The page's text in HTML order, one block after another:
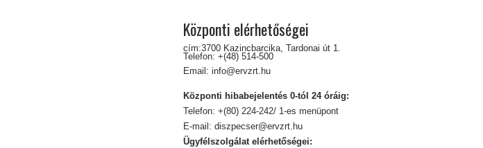
Központi elérhetőségei
cím:3700 Kazincbarcika, Tardonai út 1.
Telefon: +(48) 514-500
Email: info@ervzrt.hu
Központi hibabejelentés 0-tól 24 óráig:
Telefon: +(80) 224-242/ 1-es menüpont
E-mail: diszpecser@ervzrt.hu
Ügyfélszolgálat elérhetőségei: